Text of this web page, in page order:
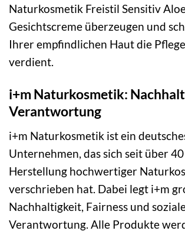
Naturkosmetik Freistil Sensitiv
Gesichtscreme überzeugen und
Ihrer empfindlichen Haut die
verdient.
i+m Naturkosmetik:
Verantwortung
i+m Naturkosmetik ist ein
Unternehmen, das sich seit über
Herstellung hochwertiger
verschrieben hat. Dabei legt i+m
Nachhaltigkeit, Fairness und
Verantwortung. Alle Produkte